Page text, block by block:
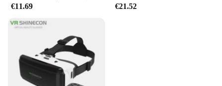
€11.69 €21.52